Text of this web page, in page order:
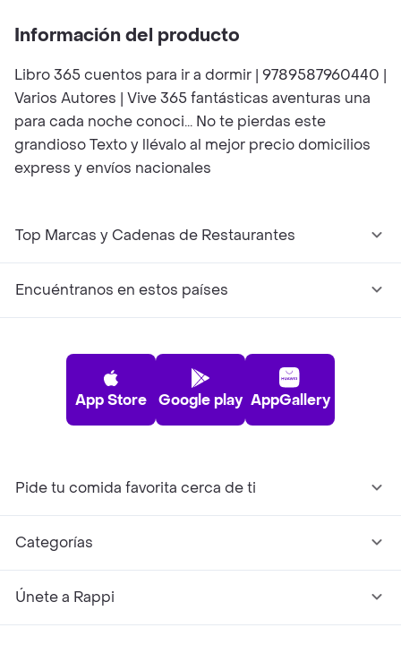
Información del producto
Libro 365 cuentos para ir a dormir | 9789587960440 |
Varios Autores | Vive 365 fantásticas aventuras una
para cada noche conoci... No te pierdas este
grandioso Texto y llévalo al mejor precio domicilios
express y envíos nacionales
Top Marcas y Cadenas de Restaurantes
Encuéntranos en estos países
App Store Google play AppGallery
Pide tu comida favorita cerca de ti
Categorías
Únete a Rappi